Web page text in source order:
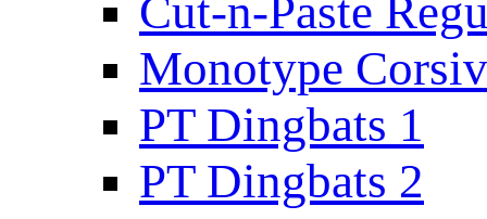
Cut-n-Paste
Monotype
PT Dingbats 1
PT Dingbats 2